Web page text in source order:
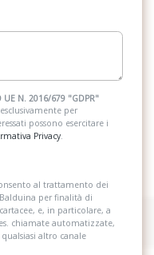
UE N. 2016/679 "GDPR"
per
possono esercitare i
Privacy.
al trattamento dei
per finalità di
e, in particolare, a
chiamate automatizzate,
qualsiasi altro canale